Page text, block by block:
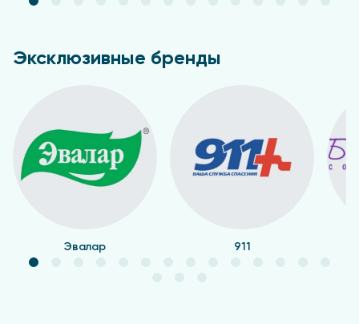
Эксклюзивные бренды
Эвалар 911